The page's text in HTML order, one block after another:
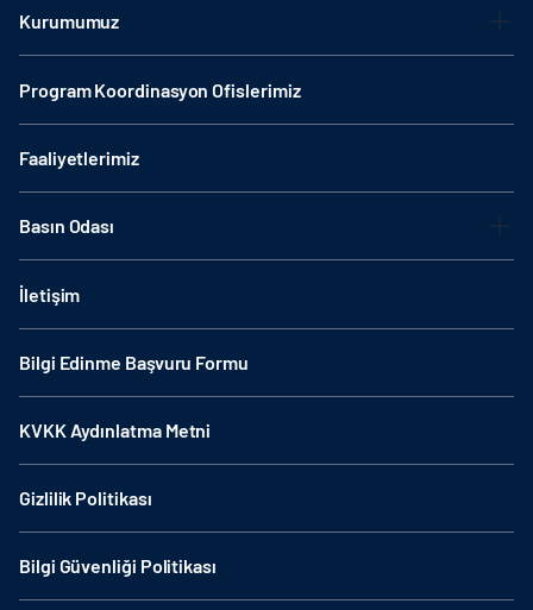
Kurumumuz
Program Koordinasyon Ofislerimiz
Faaliyetlerimiz
Basın Odası
İletişim
Bilgi Edinme Başvuru Formu
KVKK Aydınlatma Metni
Gizlilik Politikası
Bilgi Güvenliği Politikası